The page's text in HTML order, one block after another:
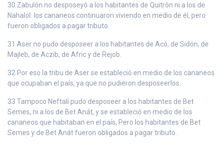
30 Zabulón no desposeyó a los habitantes de Quitrón ni a los de
Nahalol: los cananeos continuaron viviendo en medio de él, pero
fueron obligados a pagar tributo.
31 Aser no pudo desposeer a los habitantes de Acó, de Sidón, de
Majleb, de Aczib, de Afric y de Rejob.
32 Por eso la tribu de Aser se estableció en medio de los cananeos
que ocupaban el país, ya que no pudieron desposeerlos.
33 Tampoco Neftalí pudo desposeer a los habitantes de Bet
Semes, ni a los de Bet Anát, y se estableció en medio de los
cananeos que habitaban en el país, Pero los habitantes de Bet
Semes y de Bet Anát fueron obligados a pagar tributo.